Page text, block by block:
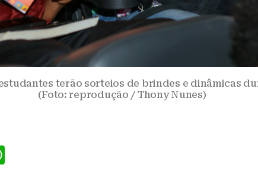
terão sorteios de brindes e dinâmicas
(Foto: reprodução / Thony Nunes)